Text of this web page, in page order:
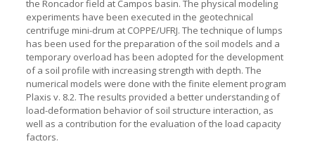
the Roncador field at Campos basin. The physical modeling
experiments have been executed in the geotechnical
centrifuge mini-drum at COPPE/UFRJ. The technique of lumps
has been used for the preparation of the soil models and a
temporary overload has been adopted for the development
of a soil profile with increasing strength with depth. The
numerical models were done with the finite element program
Plaxis v. 8.2. The results provided a better understanding of
load-deformation behavior of soil structure interaction, as
well as a contribution for the evaluation of the load capacity
factors.